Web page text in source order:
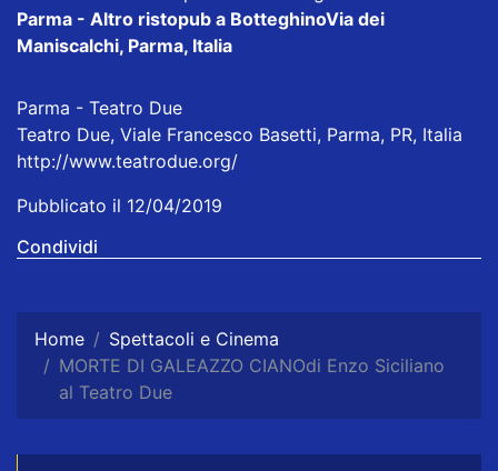
Parma - Altro ristopub a BotteghinoVia dei
Maniscalchi, Parma, Italia
Parma - Teatro Due
Teatro Due, Viale Francesco Basetti, Parma, PR, Italia
http://www.teatrodue.org/
Pubblicato il 12/04/2019
Condividi
Home
Spettacoli e Cinema
MORTE DI GALEAZZO CIANOdi Enzo Siciliano
al Teatro Due